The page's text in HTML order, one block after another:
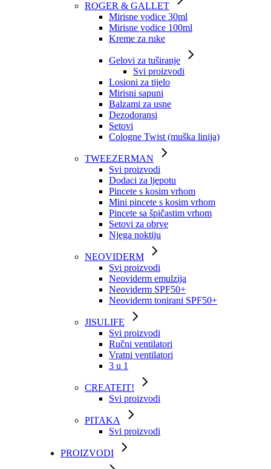
ROGER & GALLET
Mirisne vodice 30ml
Mirisne vodice 100ml
Kreme za ruke
Gelovi za tuširanje
Svi proizvodi
Losioni za tijelo
Mirisni sapuni
Balzami za usne
Dezodoransi
Setovi
Cologne Twist (muška linija)
TWEEZERMAN
Svi proizvodi
Dodaci za ljepotu
Pincete s kosim vrhom
Mini pincete s kosim vrhom
Pincete sa špičastim vrhom
Setovi za obrve
Njega noktiju
NEOVIDERM
Svi proizvodi
Neoviderm emulzija
Neoviderm SPF50+
Neoviderm tonirani SPF50+
JISULIFE
Svi proizvodi
Ručni ventilatori
Vratni ventilatori
3 u 1
CREATEIT!
Svi proizvodi
PITAKA
Svi proizvodi
PROIZVODI